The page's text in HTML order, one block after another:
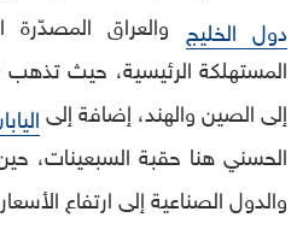
دول الخليج والعراق المصدّرة
إلى الصين والهند، إضافة إلى
الحسني هنا حقبة السبعينات،
والدول الصناعية إلى ارتفاع